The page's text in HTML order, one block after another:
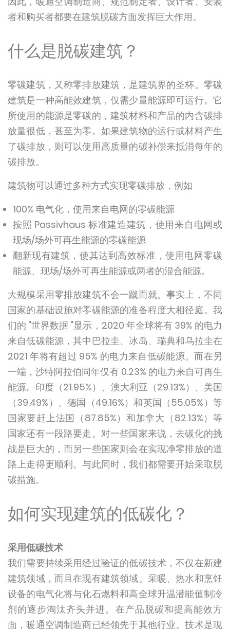
者和购买者都要在建筑脱碳方面发挥巨大作用。
什么是脱碳建筑？
零碳建筑，又称零排放建筑，是建筑界的圣杯。零碳
建筑是一种高能效建筑，仅需少量能源即可运行。它
所使用的能源是零碳的，建筑材料和产品的内含碳排
放量很低，甚至为零。如果建筑物的运行或材料产生
了碳排放，则可以使用高质量的碳补偿来抵消每年的
碳排放。
建筑物可以通过多种方式实现零碳排放，例如
100% 电气化，使用来自电网的零碳能源
按照 Passivhaus 标准建造建筑，使用来自电网或
现场/场外可再生能源的零碳能源
翻新现有建筑，使其达到高效标准，使用电网零碳
能源、现场/场外可再生能源或两者的混合能源。
大规模采用零排放建筑不会一蹴而就。事实上，不同
国家的基础设施对零碳能源的准备程度大相径庭。我
们的 "世界数据 "显示，2020 年全球将有 39% 的电力
来自低碳能源，其中巴拉圭、冰岛、瑞典和乌拉圭在
2021 年将有超过 95% 的电力来自低碳能源。而在另
一端，沙特阿拉伯同年仅有 0.23% 的电力来自可再生
能源。印度（21.95%）、澳大利亚（29.13%）、美国
（39.49%）、德国（49.16%）和英国（55.05%）等
国家要赶上法国（87.85%）和加拿大（82.13%）等
国家还有一段路要走。对一些国家来说，去碳化的挑
战是巨大的，而另一些国家则会在实现净零排放的道
路上走得更顺利。与此同时，我们都需要开始采取脱
碳措施。
如何实现建筑的低碳化？
采用低碳技术
我们需要持续采用经过验证的低碳技术，不仅在新建
建筑领域，而且在现有建筑领域。采暖、热水和烹饪
设备的电气化将与化石燃料和高全球升温潜能值制冷
剂的逐步淘汰齐头并进。在产品脱碳和提高能效方
面，暖通空调制造商已经领先于其他行业。技术是现